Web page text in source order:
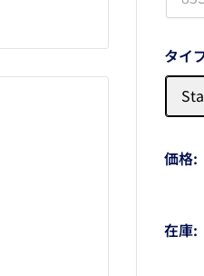
タイ
価格:
在庫: